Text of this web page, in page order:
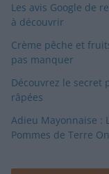
Les avis Google de
à découvrir
Crème pêche et
pas manquer
Découvrez le secret
râpées
Adieu Mayonnaise :
Pommes de Terre